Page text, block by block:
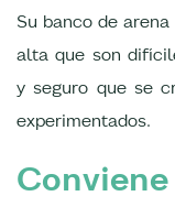
Su banco de
alta que son
y seguro que se
experimentados.